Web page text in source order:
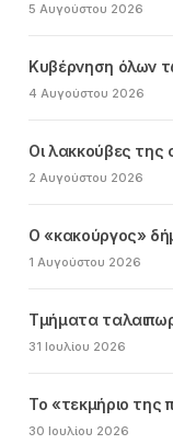
5 Αυγούστου 2026
Κυβέρνηση όλων
4 Αυγούστου 2026
Οι λακκούβες
2 Αυγούστου 2026
Ο «κακούργος»
1 Αυγούστου 2026
Τμήματα
31 Ιουλίου 2026
Το «τεκμήριο της
30 Ιουλίου 2026